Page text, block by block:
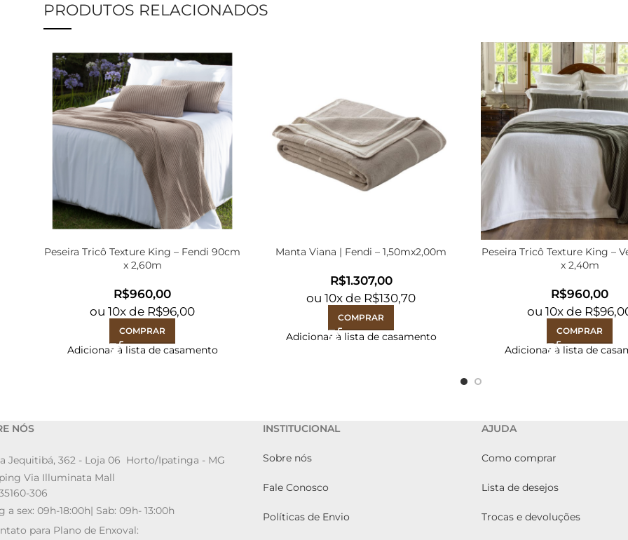
PRODUTOS RELACIONADOS
Peseira Tricô Texture King – Fendi 90cm
x 2,60m
R$
ou10x de R$96,00
COMPRAR
Adicionar à lista de casamento
Manta Viana | Fendi – 1,50mx2,00m
R$
ou10x de R$130,70
COMPRAR
Adicionar à lista de casamento
Peseira Tricô Texture King –
x 2,40m
R$
ou10x de R$
COMPRAR
Adicionar à lista de
NÓS
Jequitibá, 362 - Loja 06 Horto/Ipatinga - MG
Via Illuminata Mall
306
a sex: 09h-18:00h| Sab: 09h- 13:00h
para Plano de Enxoval:
INSTITUCIONAL
Sobre nós
Fale Conosco
Políticas de Envio
AJUDA
Como comprar
Lista de desejos
Trocas e devoluções